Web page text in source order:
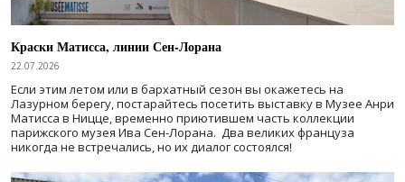
Краски Матисса, линии Сен-Лорана
22.07.2026
Если этим летом или в бархатный сезон вы окажетесь на
Лазурном берегу, постарайтесь посетить выставку в Музее Анри
Матисса в Ницце, временно приютившем часть коллекции
парижского музея Ива Сен-Лорана. Два великих француза
никогда не встречались, но их диалог состоялся!